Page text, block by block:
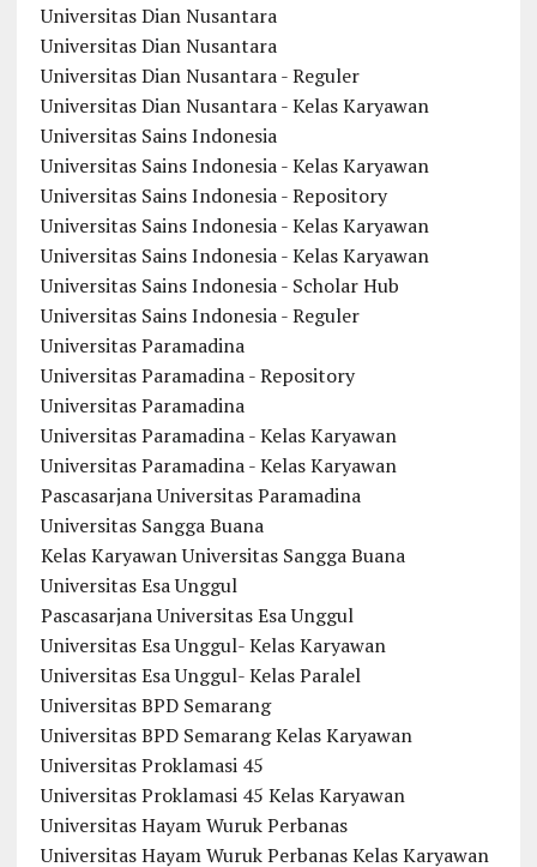
Universitas Dian Nusantara
Universitas Dian Nusantara
Universitas Dian Nusantara - Reguler
Universitas Dian Nusantara - Kelas Karyawan
Universitas Sains Indonesia
Universitas Sains Indonesia - Kelas Karyawan
Universitas Sains Indonesia - Repository
Universitas Sains Indonesia - Kelas Karyawan
Universitas Sains Indonesia - Kelas Karyawan
Universitas Sains Indonesia - Scholar Hub
Universitas Sains Indonesia - Reguler
Universitas Paramadina
Universitas Paramadina - Repository
Universitas Paramadina
Universitas Paramadina - Kelas Karyawan
Universitas Paramadina - Kelas Karyawan
Pascasarjana Universitas Paramadina
Universitas Sangga Buana
Kelas Karyawan Universitas Sangga Buana
Universitas Esa Unggul
Pascasarjana Universitas Esa Unggul
Universitas Esa Unggul- Kelas Karyawan
Universitas Esa Unggul- Kelas Paralel
Universitas BPD Semarang
Universitas BPD Semarang Kelas Karyawan
Universitas Proklamasi 45
Universitas Proklamasi 45 Kelas Karyawan
Universitas Hayam Wuruk Perbanas
Universitas Hayam Wuruk Perbanas Kelas Karyawan